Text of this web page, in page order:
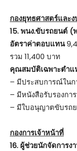
กองยุทธศาสตร์และ
15. พนง.ขับรถยนต์ (
อัตราค่าตอบแทน
รวม 11,400 บาท
คุณสมบัติเฉพาะตำแ
– มีประสบการณ์ใน
– มีหนังสือรับรองก
– มีใบอนุญาตขับรถ
กองการเจ้าหน้าที่
16. ผู้ช่วยนักจัดการ